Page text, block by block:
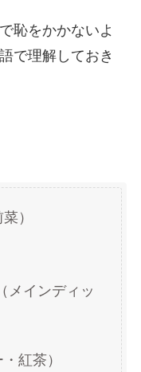
恥をかかないよ
で理解しておき
菜）
（メインディッ
紅茶）